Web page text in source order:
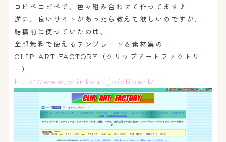
コピペコピペで、色々組み合わせて作ってます♪
逆に、良いサイトがあったら教えて欲しいのですが、
結構前に使っていたのは、
全部無料で使えるテンプレート＆素材集の
CLIP ART FACTORY（クリップアートファクトリ
ー）
http://www.printout.jp/clipart/